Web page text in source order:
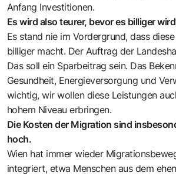
Anfang Investitionen.
Es wird also teurer, bevor es billiger
Es stand nie im Vordergrund, dass
billiger macht. Der Auftrag der
Das soll ein Sparbeitrag sein. Das
Gesundheit, Energieversorgung und
wichtig, wir wollen diese Leistungen
hohem Niveau erbringen.
Die Kosten der Migration sind
hoch.
Wien hat immer wieder
integriert, etwa Menschen aus dem